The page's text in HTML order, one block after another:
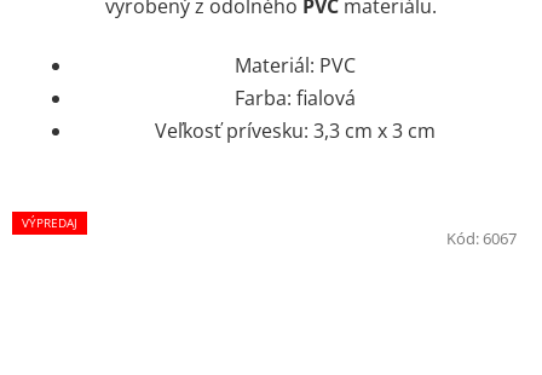
vyrobený z odolného PVC materiálu.
Materiál: PVC
Farba: fialová
Veľkosť prívesku: 3,3 cm x 3 cm
VÝPREDAJ
Kód:6067